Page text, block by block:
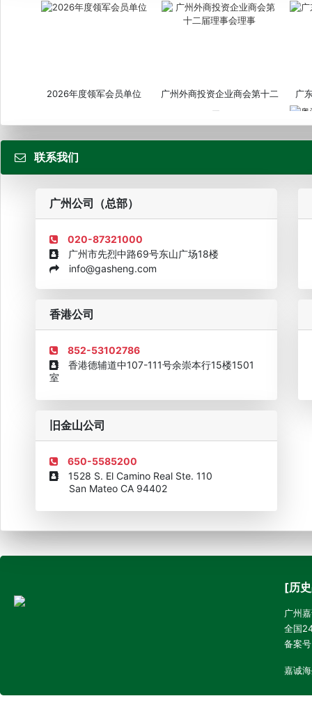
2026年度领军会员单位
广州外商投资企业商会第十二
届...
广
企业诚信AAAAA奖牌2015 欧美澳最具价值品牌移民机构
联系我们
广州公司（总部）
020-87321000
广州市先烈中路69号东山广场18楼
info@gasheng.com
香港公司
852-53102786
香港德辅道中107-111号余崇本行15楼1501
室
旧金山公司
650-5585200
1528 S. El Camino Real Ste. 110
San Mateo CA 94402
[历
广州
全国
备案
嘉诚